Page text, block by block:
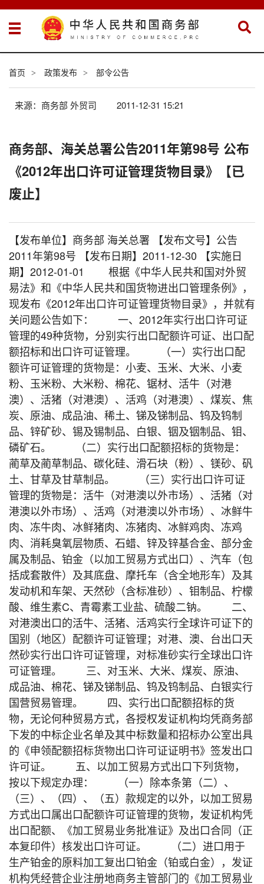
首页 > 政策发布 > 部令公告
来源：商务部 外贸司 2011-12-31 15:21
商务部、海关总署公告2011年第98号 公布
《2012年出口许可证管理货物目录》【已
废止】
【发布单位】商务部 海关总署 【发布文号】公告
2011年第98号 【发布日期】2011-12-30 【实施日
期】2012-01-01 根据《中华人民共和国对外贸
易法》和《中华人民共和国货物进出口管理条例》，
现发布《2012年出口许可证管理货物目录》，并就有
关问题公告如下： 一、2012年实行出口许可证
管理的49种货物，分别实行出口配额许可证、出口配
额招标和出口许可证管理。 （一）实行出口配
额许可证管理的货物是：小麦、玉米、大米、小麦
粉、玉米粉、大米粉、棉花、锯材、活牛（对港
澳）、活猪（对港澳）、活鸡（对港澳）、煤炭、焦
炭、原油、成品油、稀土、锑及锑制品、钨及钨制
品、锌矿砂、锡及锡制品、白银、铟及铟制品、钼、
磷矿石。 （二）实行出口配额招标的货物是：
蔺草及蔺草制品、碳化硅、滑石块（粉）、镁砂、矾
土、甘草及甘草制品。 （三）实行出口许可证
管理的货物是：活牛（对港澳以外市场）、活猪（对
港澳以外市场）、活鸡（对港澳以外市场）、冰鲜牛
肉、冻牛肉、冰鲜猪肉、冻猪肉、冰鲜鸡肉、冻鸡
肉、消耗臭氧层物质、石蜡、锌及锌基合金、部分金
属及制品、铂金（以加工贸易方式出口）、汽车（包
括成套散件）及其底盘、摩托车（含全地形车）及其
发动机和车架、天然砂（含标准砂）、钼制品、柠檬
酸、维生素C、青霉素工业盐、硫酸二钠。 二、
对港澳出口的活牛、活猪、活鸡实行全球许可证下的
国别（地区）配额许可证管理；对港、澳、台出口天
然砂实行出口许可证管理，对标准砂实行全球出口许
可证管理。 三、对玉米、大米、煤炭、原油、
成品油、棉花、锑及锑制品、钨及钨制品、白银实行
国营贸易管理。 四、实行出口配额招标的货
物，无论何种贸易方式，各授权发证机构均凭商务部
下发的中标企业名单及其中标数量和招标办公室出具
的《申领配额招标货物出口许可证证明书》签发出口
许可证。 五、以加工贸易方式出口下列货物，
按以下规定办理： （一）除本条第（二）、
（三）、（四）、（五）款规定的以外，以加工贸易
方式出口属出口配额许可证管理的货物，发证机构凭
出口配额、《加工贸易业务批准证》及出口合同（正
本复印件）核发出口许可证。 （二）进口用于
生产铂金的原料加工复出口铂金（铂或白金），发证
机构凭经营企业注册地商务主管部门的《加工贸易业